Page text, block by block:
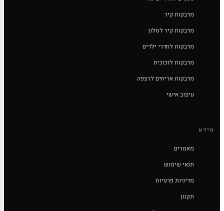
מדבקות קיר
מדבקות קיר לסלון
מדבקות לחדרי ילדים
מדבקות לזכוכית
מדבקות אריחים לרצפה
עיצוב אישי
מידע
מאמרים
תנאי שימוש
מדיניות פרטיות
תקנון